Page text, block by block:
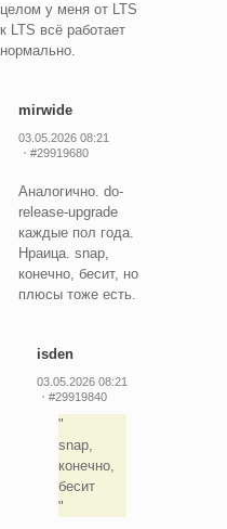
целом у меня от LTS
к LTS всё работает
нормально.
mirwide
03.05.2026 08:21
#29919680
Аналогично. do-
release-upgrade
каждые пол года.
Нраица. snap,
конечно, бесит, но
плюсы тоже есть.
isden
03.05.2026 08:21
#29919840
snap,
конечно,
бесит